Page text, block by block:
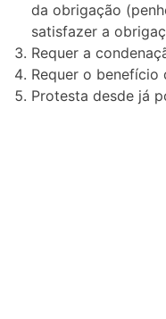
da obrigação
satisfazer a
Requer a
Requer o
Protesta desde já